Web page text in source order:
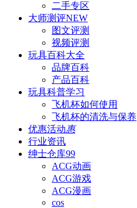
二手专区
大师测评NEW
图文评测
视频评测
玩具百科大全
品牌百科
产品百科
玩具科普学习
飞机杯如何使用
飞机杯的清洗与保养
优惠活动惠
行业资讯
绅士仓库99
ACG动画
ACG游戏
ACG漫画
cos